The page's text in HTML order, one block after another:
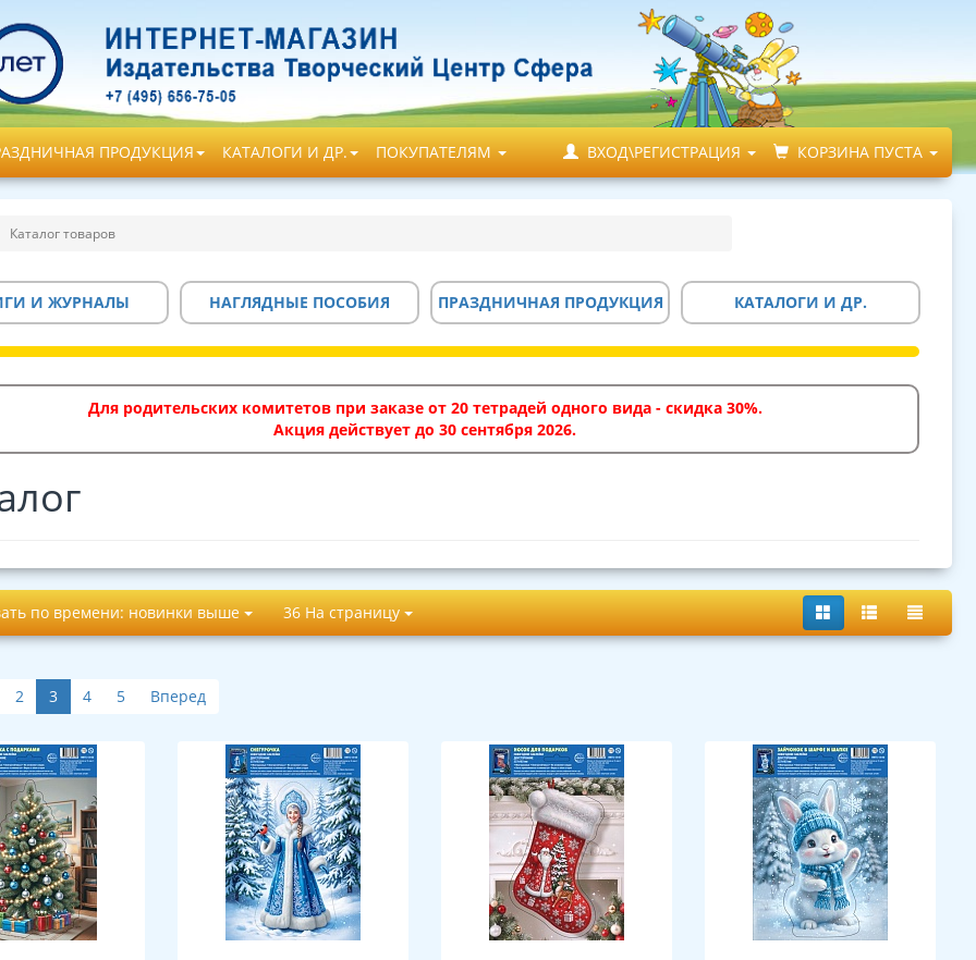
ПРОДУКЦИЯ КАТАЛОГИ И ДР. ПОКУПАТЕЛЯМ ВХОД\РЕГИСТРАЦИЯ КОРЗИНА ПУСТА
Каталог товаров
И ЖУРНАЛЫ НАГЛЯДНЫЕ ПОСОБИЯ ПРАЗДНИЧНАЯ ПРОДУКЦИЯ КАТАЛОГИ И ДР.
Для родительских комитетов при заказе от 20 тетрадей одного вида - скидка 30%.
Акция действует до 30 сентября 2026.
по времени: новинки выше 36 На страницу
2 3 4 5 Вперед